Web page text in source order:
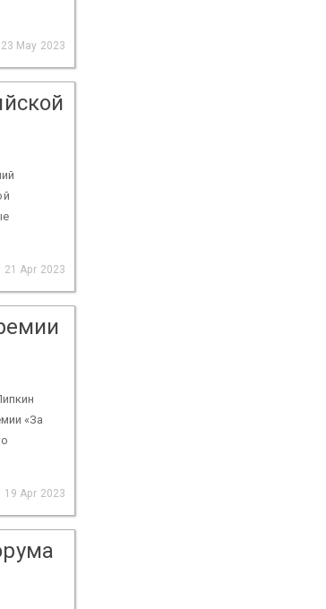
23 May 2023
21 Apr 2023
«За
19 Apr 2023